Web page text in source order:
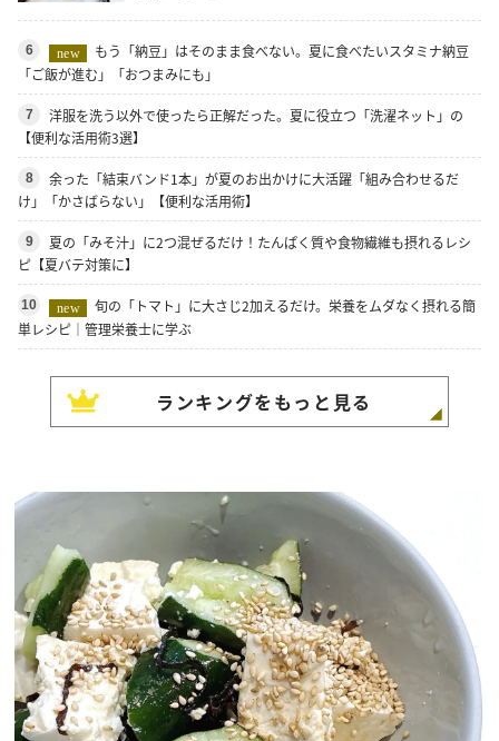
6 new
もう「納豆」はそのまま食べない。夏に食べたいスタミナ納豆
「ご飯が進む」「おつまみにも」
7
洋服を洗う以外で使ったら正解だった。夏に役立つ「洗濯ネット」の
【便利な活用術3選】
8
余った「結束バンド1本」が夏のお出かけに大活躍「組み合わせるだ
け」「かさばらない」【便利な活用術】
9
夏の「みそ汁」に2つ混ぜるだけ！たんぱく質や食物繊維も摂れるレシ
ピ【夏バテ対策に】
10 new
旬の「トマト」に大さじ2加えるだけ。栄養をムダなく摂れる簡
単レシピ｜管理栄養士に学ぶ
ランキングをもっと見る